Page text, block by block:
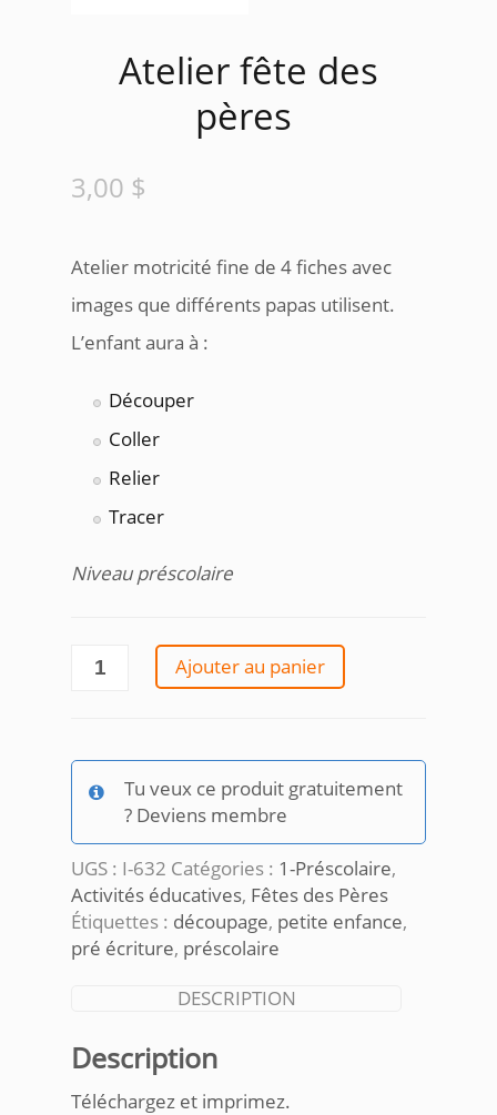
Atelier fête des
pères
3,00 $
Atelier motricité fine de 4 fiches avec
images que différents papas utilisent.
L’enfant aura à :
Découper
Coller
Relier
Tracer
Niveau préscolaire
quantité
des
pères
Ajouter au panier
Tu veux ce produit gratuitement
? Deviens membre
UGS : I-632 Catégories : 1-Préscolaire,
Activités éducatives, Fêtes des Pères
Étiquettes : découpage, petite enfance,
pré écriture, préscolaire
DESCRIPTION
Description
Téléchargez et imprimez.